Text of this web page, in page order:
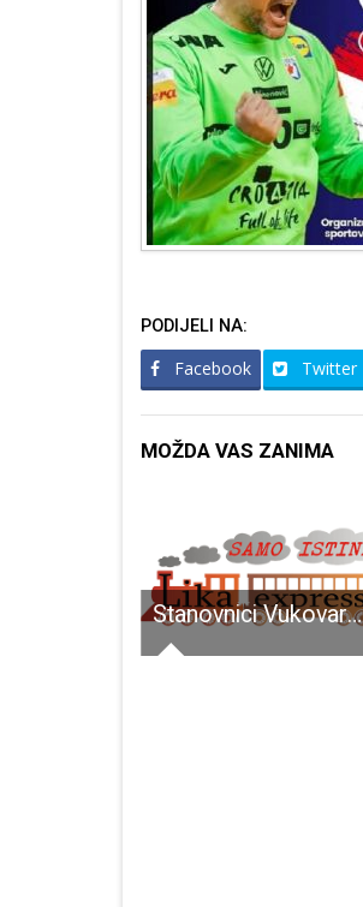
PODIJELI NA:
Facebook Twitter
MOŽDA VAS ZANIMA
Stanovnici Vukovarske ulice u Gospiću prisjećaju se žrtve Vukovara